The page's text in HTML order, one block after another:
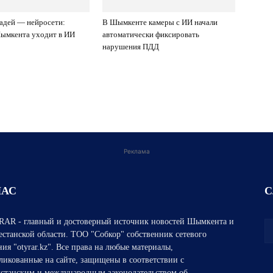
— нейросети:
уходит в ИИ
В Шымкенте камеры с ИИ начали
автоматически фиксировать
нарушения ПДД
Реклама
- главный и достоверный источник новостей Шымкента и
области. ТОО "Собкор" собственник сетевого
"otyrar.kz". Все права на любые материалы,
на сайте, защищены в соответствии с